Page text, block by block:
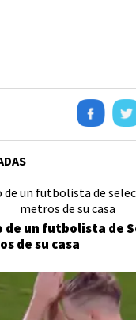
un futbolista de
de su casa